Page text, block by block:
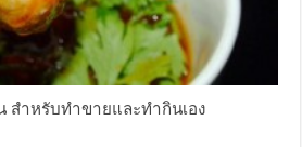
สำหรับทำขายและทำกินเอง